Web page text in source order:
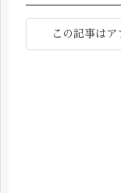
この記事はア